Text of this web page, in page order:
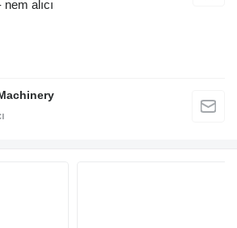
alıcı